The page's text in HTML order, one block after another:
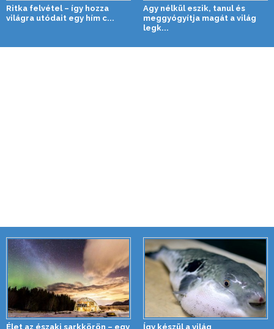
Ritka felvétel – így hozza
világra utódait egy hím c...
Agy nélkül eszik, tanul és
meggyógyítja magát a világ
legk...
Élet az északi sarkkörön – egy
Így készül a világ